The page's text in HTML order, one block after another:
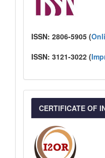
ISSN: 2806-5905 (
ISSN: 3121-3022 (I
CERTIFICATE OF